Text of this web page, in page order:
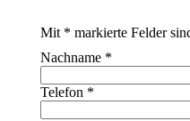
Mit * markierte Felder
Nachname *
Telefon *